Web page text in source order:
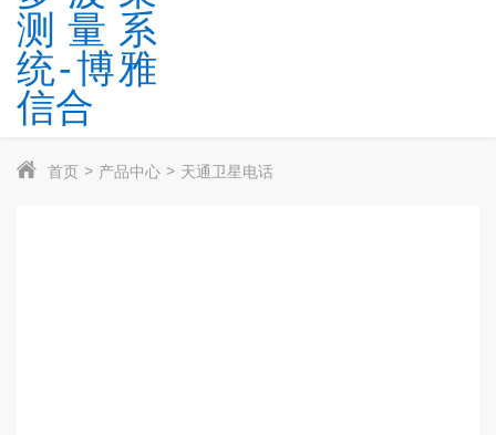
首页 产品中心 天通卫星电话